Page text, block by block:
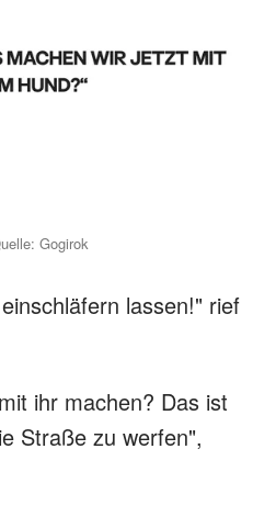
Gogirok
lassen!" rief
ihr machen? Das ist
Straße zu werfen",